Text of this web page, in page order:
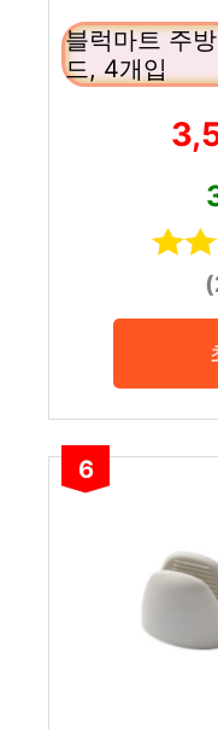
블럭마트 주
드, 4개입
6